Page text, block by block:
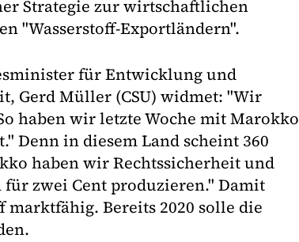
Strategie zur wirtschaftlichen
"Wasserstoff-Exportländern".
für Entwicklung und
Gerd Müller (CSU) widmet: "Wir
haben wir letzte Woche mit Marokko
Denn in diesem Land scheint 360
haben wir Rechtssicherheit und
zwei Cent produzieren." Damit
marktfähig. Bereits 2020 solle die